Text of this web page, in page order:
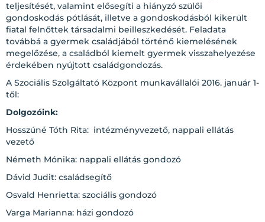
teljesítését, valamint elősegíti a hiányzó szülői
gondoskodás pótlását, illetve a gondoskodásból kikerült
fiatal felnőttek társadalmi beilleszkedését. Feladata
továbbá a gyermek családjából történő kiemelésének
megelőzése, a családból kiemelt gyermek visszahelyezése
érdekében nyújtott családgondozás.
A Szociális Szolgáltató Központ munkavállalói 2016. január 1-
től:
Dolgozóink:
Hosszúné Tóth Rita: intézményvezető, nappali ellátás
vezető
Németh Mónika: nappali ellátás gondozó
Dávid Judit: családsegítő
Osvald Henrietta: szociális gondozó
Varga Marianna: házi gondozó